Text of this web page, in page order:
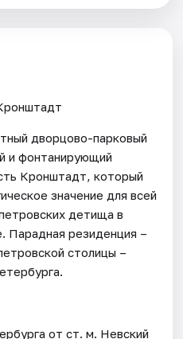
дворцово-парковый
и фонтанирующий
Кронштадт, который
значение для всей
детища в
Парадная резиденция –
столицы –
от ст. м. Невский